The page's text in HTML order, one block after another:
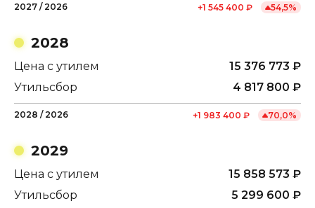
2027 / 2026 +1 545 400 ₽ 54,5%
2028
Цена с утилем 15 376 773 ₽
Утильсбор
4 817 800 ₽
2028 / 2026 +1 983 400 ₽ 70,0%
2029
Цена с утилем 15 858 573 ₽
Утильсбор
5 299 600 ₽